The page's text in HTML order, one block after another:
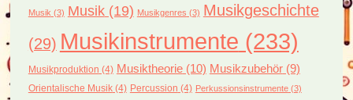
Musik (3) Musik(19) Musikgenres (3) Musikgeschichte
(29) Musikinstrumente (233)
Musikproduktion (4) Musiktheorie(10) Musikzubehör(9)
Orientalische Musik(4) Percussion (4) Perkussionsinstrumente(3)